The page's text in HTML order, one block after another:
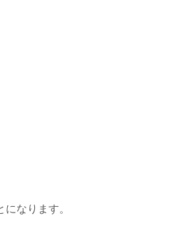
なります。